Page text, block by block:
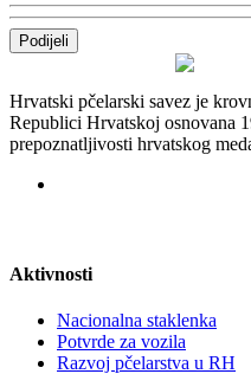
Podijeli
Hrvatski pčelarski savez je
Republici Hrvatskoj osnovana
prepoznatljivosti hrvatskog
Aktivnosti
Nacionalna staklenka
Potvrde za vozila
Razvoj pčelarstva u RH